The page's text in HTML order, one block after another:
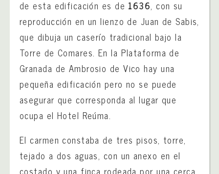
de esta edificación es de 1636, con su
reproducción en un lienzo de Juan de Sabis,
que dibuja un caserío tradicional bajo la
Torre de Comares. En la Plataforma de
Granada de Ambrosio de Vico hay una
pequeña edificación pero no se puede
asegurar que corresponda al lugar que
ocupa el Hotel Reúma.
El carmen constaba de tres pisos, torre,
tejado a dos aguas, con un anexo en el
costado y una finca rodeada por una cerca